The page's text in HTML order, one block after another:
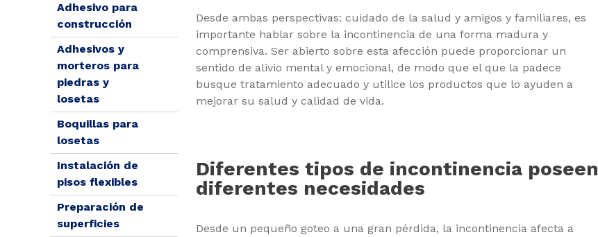
Adhesivo para
construcción
Adhesivos y
morteros para
piedras y
losetas
Boquillas para
losetas
Instalación de
pisos flexibles
Preparación de
superficies
Desde ambas perspectivas: cuidado de la salud y amigos y familiares, es
importante hablar sobre la incontinencia de una forma madura y
comprensiva. Ser abierto sobre esta afección puede proporcionar un
sentido de alivio mental y emocional, de modo que el que la padece
busque tratamiento adecuado y utilice los productos que lo ayuden a
mejorar su salud y calidad de vida.
Diferentes tipos de incontinencia poseen
diferentes necesidades
Desde un pequeño goteo a una gran pérdida, la incontinencia afecta a